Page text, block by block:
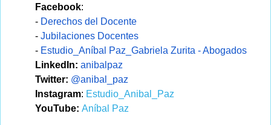
Facebook:
- Derechos del Docente
-Jubilaciones Docentes
- Estudio_Aníbal Paz_Gabriela Zurita - Abogados
LinkedIn:anibalpaz
Twitter: @anibal_paz
Instagram: Estudio_Anibal_Paz
YouTube: Aníbal Paz